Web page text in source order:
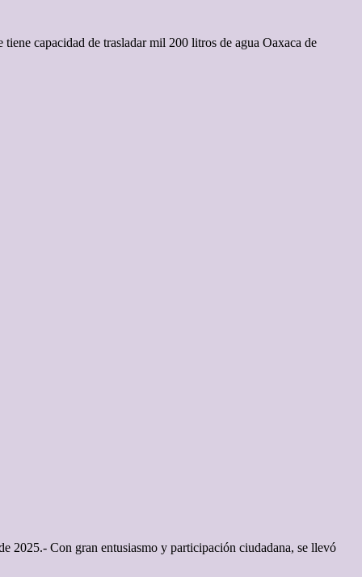
capacidad de trasladar mil 200 litros de agua Oaxaca de
2025.- Con gran entusiasmo y participación ciudadana, se llevó